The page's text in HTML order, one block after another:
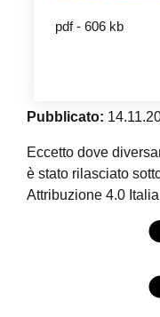
pdf - 606 kb
Pubblicato:
Eccetto dove
è stato rilasciato
Attribuzione 4.0